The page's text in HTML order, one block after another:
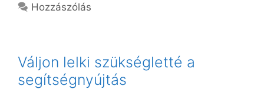
Hozzászólás
Váljon lelki szükségletté a
segítségnyújtás